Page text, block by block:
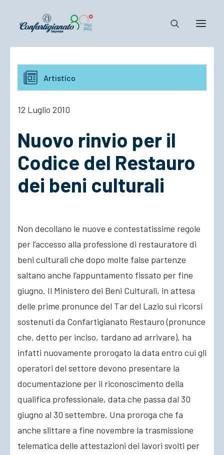
Notizie e Documenti
Confartigianato
Cosa Facciamo
Artistico
12 Luglio 2010
Nuovo rinvio per il
Codice del Restauro
dei beni culturali
Non decollano le nuove e contestatissime regole
per l’accesso alla professione di restauratore di
beni culturali che dopo molte false partenze
saltano anche l’appuntamento fissato per fine
giugno. Il Ministero dei Beni Culturali, in attesa
delle prime pronunce del Tar del Lazio sui ricorsi
sostenuti da Confartigianato Restauro (pronunce
che, detto per inciso, tardano ad arrivare), ha
infatti nuovamente prorogato la data entro cui gli
operatori del settore devono presentare la
documentazione per il riconoscimento della
qualifica professionale, data che passa dal 30
giugno al 30 settembre. Una proroga che fa
anche slittare a fine novembre la trasmissione
telematica delle attestazioni dei lavori svolti per